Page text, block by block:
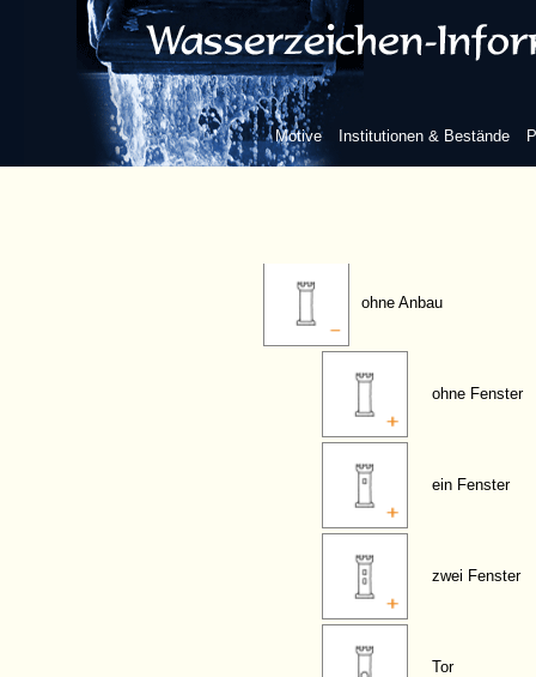
Motive Institutionen & Bestände
Säule
Turm (mit Zinnen)
ohne Anbau
ohne Fenster
ein Fenster
zwei Fenster
Tor